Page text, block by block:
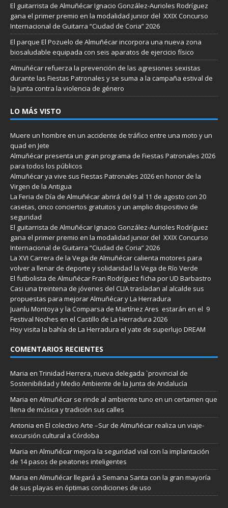
El guitarrista de Almuñécar Ignacio González-Aurioles Rodríguez
gana el primer premio en la modalidad junior del XXIX Concurso
Internacional de Guitarra “Ciudad de Coria” 2026
El parque El Pozuelo de Almuñécar incorpora una nueva zona
biosaludable equipada con seis aparatos de ejercicio físico
Almuñécar refuerza la prevención de las agresiones sexistas
durante las Fiestas Patronales y se suma a la campaña estival de
la Junta contra la violencia de género
LO MÁS VISTO
Muere un hombre en un accidente de tráfico entre una moto y un
quad en Jete
Almuñécar presenta un gran programa de Fiestas Patronales 2026
para todos los públicos
Almuñécar ya vive sus Fiestas Patronales 2026 en honor de la
Virgen de la Antigua
La Feria de Día de Almuñécar abrirá del 9 al 11 de agosto con 20
casetas, cinco conciertos gratuitos y un amplio dispositivo de
seguridad
El guitarrista de Almuñécar Ignacio González-Aurioles Rodríguez
gana el primer premio en la modalidad junior del XXIX Concurso
Internacional de Guitarra “Ciudad de Coria” 2026
La XVI Carrera de la Vega de Almuñécar calienta motores para
volver a llenar de deporte y solidaridad la Vega de Río Verde
El futbolista de Almuñécar Fran Rodríguez ficha por UD Barbastro
Casi una treintena de jóvenes del CLIA trasladan al alcalde sus
propuestas para mejorar Almuñécar y La Herradura
Juanlu Montoya y la Comparsa de Martínez Ares estarán en el 9
Festival Noches en el Castillo de La Herradura 2026
Hoy visita la bahía de La Herradura el yate de superlujo DREAM
COMENTARIOS RECIENTES
Maria en Trinidad Herrera, nueva delegada `provincial de
Sostenibilidad y Medio Ambiente de la Junta de Andalucía
Maria en Almuñécar se rinde al ambiente tuno en un certamen que
llena de música y tradición sus calles
Antonia en El colectivo Arte –Sur de Almuñécar realiza un viaje-
excursión cultural a Córdoba
Maria en Almuñécar mejora la seguridad vial con la implantación
de 14 pasos de peatones inteligentes
Maria en Almuñécar llegará a Semana Santa con la gran mayoría
de sus playas en óptimas condiciones de uso